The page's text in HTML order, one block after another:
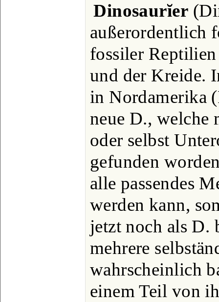
Dinosaurĭer
außerordentlich
fossiler Reptilien
und der Kreide.
in Nordamerika
neue D., welche
oder selbst
gefunden
alle passendes
werden kann,
jetzt noch als D.
mehrere
wahrscheinlich
einem Teil von